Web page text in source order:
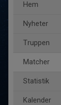
Hem
Nyheter
Truppen
Matcher
Statistik
Kalender